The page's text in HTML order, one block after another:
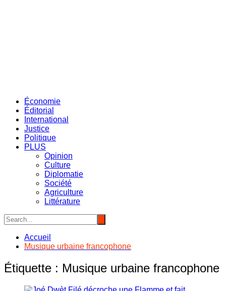
Économie
Éditorial
International
Justice
Politique
PLUS
Opinion
Culture
Diplomatie
Société
Agriculture
Littérature
Accueil
Musique urbaine francophone
Étiquette : Musique urbaine francophone